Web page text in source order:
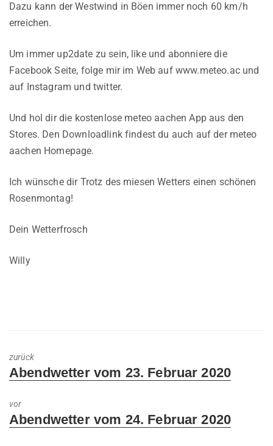
Dazu kann der Westwind in Böen immer noch 60 km/h
erreichen.
Um immer up2date zu sein, like und abonniere die
Facebook Seite, folge mir im Web auf www.meteo.ac und
auf Instagram und twitter.
Und hol dir die kostenlose meteo aachen App aus den
Stores. Den Downloadlink findest du auch auf der meteo
aachen Homepage.
Ich wünsche dir Trotz des miesen Wetters einen schönen
Rosenmontag!
Dein Wetterfrosch
Willy
zurück
Previous
Abendwetter vom 23. Februar 2020
vor
Next
Abendwetter vom 24. Februar 2020